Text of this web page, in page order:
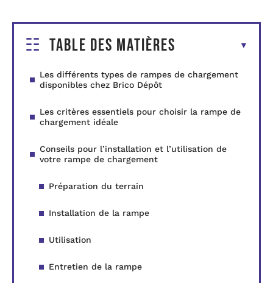
Table des matières
Les différents types de rampes de chargement
disponibles chez Brico Dépôt
Les critères essentiels pour choisir la rampe de
chargement idéale
Conseils pour l’installation et l’utilisation de
votre rampe de chargement
Préparation du terrain
Installation de la rampe
Utilisation
Entretien de la rampe